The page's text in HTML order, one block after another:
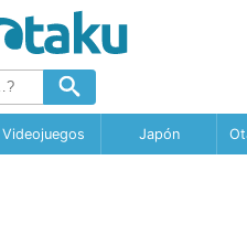
Videojuegos Japón